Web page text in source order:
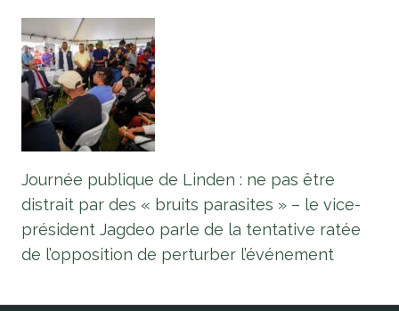
Journée publique de Linden : ne pas être
distrait par des « bruits parasites » – le vice-
président Jagdeo parle de la tentative ratée
de l’opposition de perturber l’événement